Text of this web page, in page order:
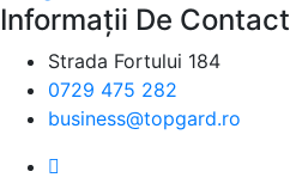
Informații De Contact
Strada Fortului 184
0729 475 282
business@topgard.ro